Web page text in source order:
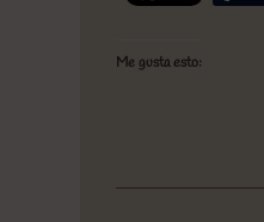
Me gusta esto: